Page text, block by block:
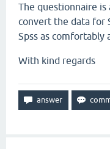
The questionnaire is
convert the data for
Spss as comfortably
With kind regards